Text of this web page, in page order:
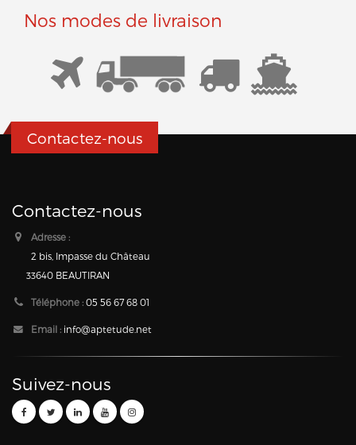
Nos modes de livraison
Contactez-nous
Contactez-nous
Adresse :
2 bis, Impasse du Château
33640 BEAUTIRAN
Téléphone : 05 56 67 68 01
Email : info@aptetude.net
Suivez-nous